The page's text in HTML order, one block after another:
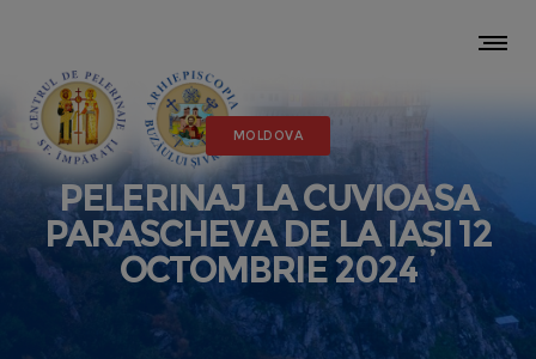
MOLDOVA
PELERINAJ LA CUVIOASA
PARASCHEVA DE LA IAȘI 12
OCTOMBRIE 2024